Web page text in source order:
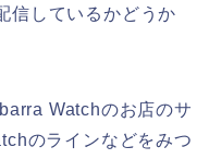
信しているかどうか
Watchのお店のサ
のラインなどをみつ